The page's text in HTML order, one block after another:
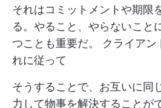
それはコミットメントや期限
る。やること、やらないこと
つことも重要だ。 クライアン
れに従って
そうすることで、お互いに同
力して物事を解決することが